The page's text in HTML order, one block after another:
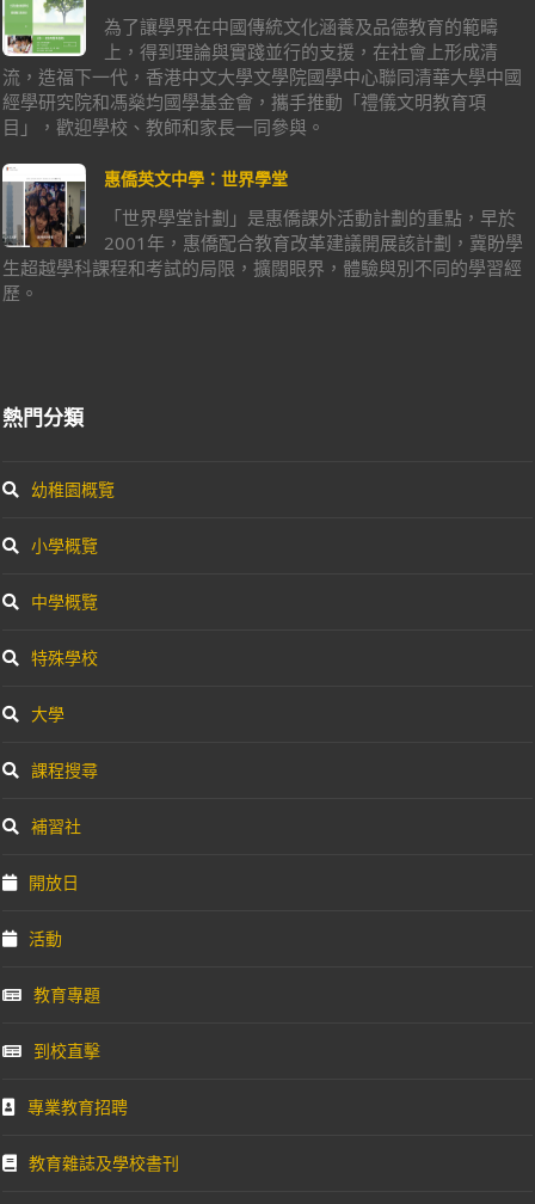
為了讓學界在中國傳統文化涵養及品德教育的範疇
上，得到理論與實踐並行的支援，在社會上形成清
流，造福下一代，香港中文大學文學院國學中心聯同清華大學中國
經學研究院和馮燊均國學基金會，攜手推動「禮儀文明教育項
目」，歡迎學校、教師和家長一同參與。
惠僑英文中學：世界學堂
「世界學堂計劃」是惠僑課外活動計劃的重點，早於
2001年，惠僑配合教育改革建議開展該計劃，冀盼學
生超越學科課程和考試的局限，擴闊眼界，體驗與別不同的學習經
歷。
熱門分類
幼稚園概覽
小學概覽
中學概覽
特殊學校
大學
課程搜尋
補習社
開放日
活動
教育專題
到校直擊
專業教育招聘
教育雜誌及學校書刊